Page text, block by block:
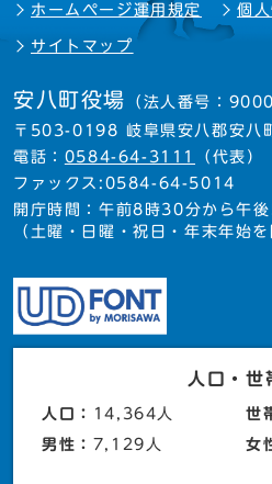
ホームページ運用規定 個
サイトマップ
安八町役場 （法人番号：
〒503-0198 岐阜県安八郡安八
電話： 0584-64-3111
（代表
ファックス:0584-64-5014
開庁時間：午前8時30分から午
（土曜・日曜・祝日・年末年始を
人口・世
人口： 14,364人 世
男性： 7,129人 女